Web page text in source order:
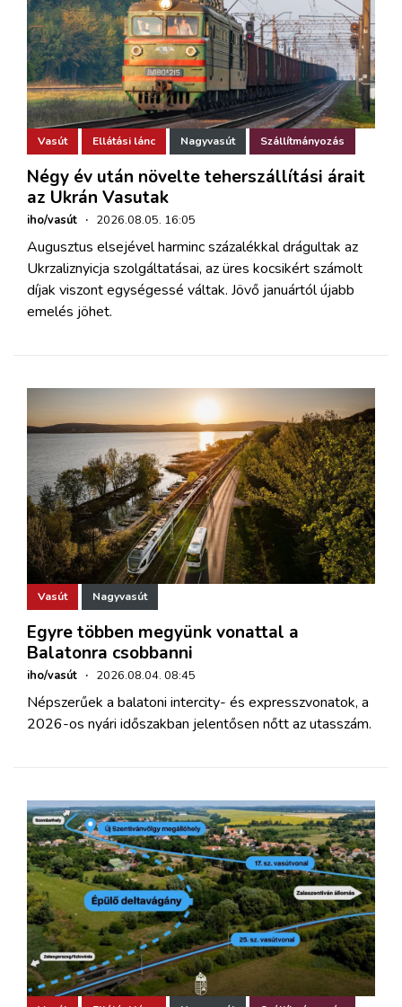
Vasút Ellátási lánc Nagyvasút Szállítmányozás
Négy év után növelte teherszállítási árait
az Ukrán Vasutak
iho/vasút · 2026.08.05. 16:05
Augusztus elsejével harminc százalékkal drágultak az
Ukrzaliznyicja szolgáltatásai, az üres kocsikért számolt
díjak viszont egységessé váltak. Jövő januártól újabb
emelés jöhet.
Vasút Nagyvasút
Egyre többen megyünk vonattal a
Balatonra csobbanni
iho/vasút · 2026.08.04. 08:45
Népszerűek a balatoni intercity- és expresszvonatok, a
2026-os nyári időszakban jelentősen nőtt az utasszám.